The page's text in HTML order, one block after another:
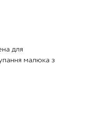
для
малюка з